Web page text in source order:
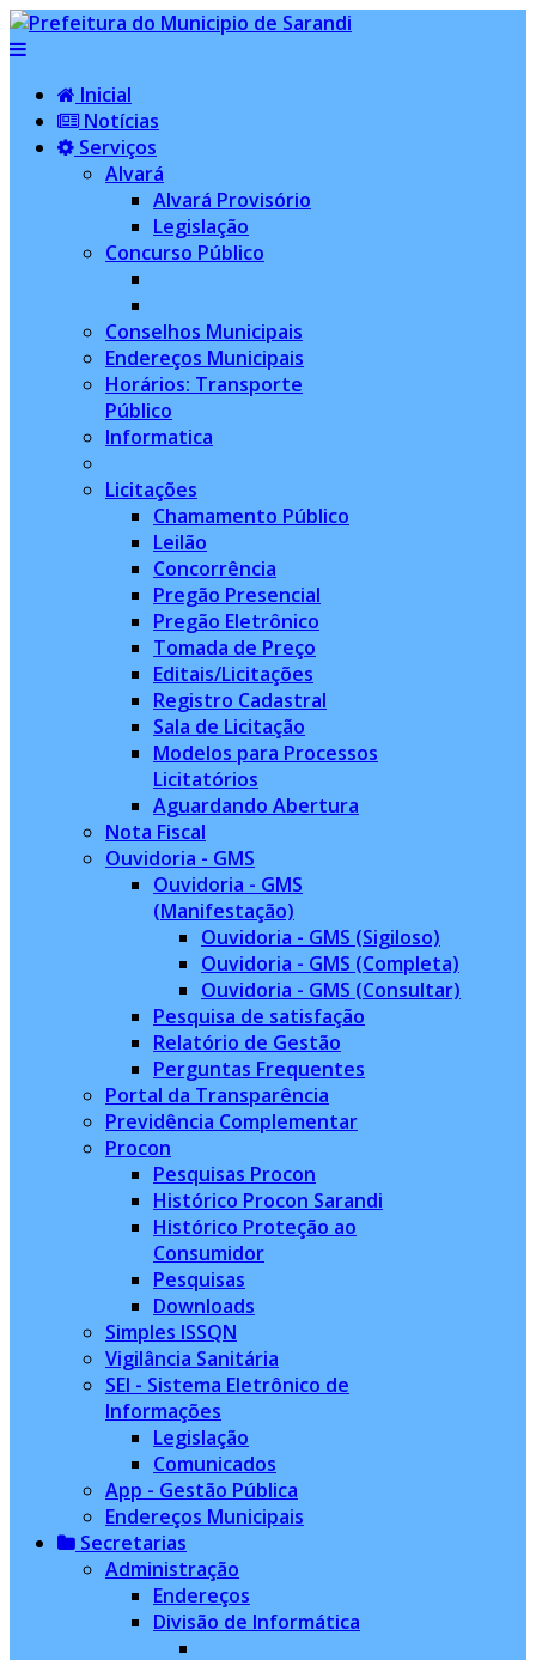
Inicial
Notícias
Serviços
Alvará
Alvará Provisório
Legislação
Concurso Público
Conselhos Municipais
Endereços Municipais
Horários: Transporte
Público
Informatica
Licitações
Chamamento Público
Leilão
Concorrência
Pregão Presencial
Pregão Eletrônico
Tomada de Preço
Editais/Licitações
Registro Cadastral
Sala de Licitação
Modelos para Processos
Licitatórios
Aguardando Abertura
Nota Fiscal
Ouvidoria - GMS
Ouvidoria - GMS
(Manifestação)
Ouvidoria - GMS (Sigiloso)
Ouvidoria - GMS (Completa)
Ouvidoria - GMS (Consultar)
Pesquisa de satisfação
Relatório de Gestão
Perguntas Frequentes
Portal da Transparência
Previdência Complementar
Procon
Pesquisas Procon
Histórico Procon Sarandi
Histórico Proteção ao
Consumidor
Pesquisas
Downloads
Simples ISSQN
Vigilância Sanitária
SEI - Sistema Eletrônico de
Informações
Legislação
Comunicados
App - Gestão Pública
Endereços Municipais
Secretarias
Administração
Endereços
Divisão de Informática